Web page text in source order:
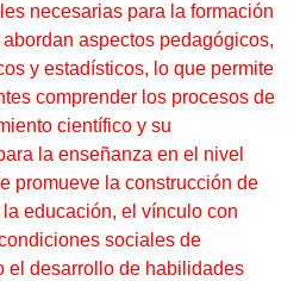
necesarias para la formación
aspectos pedagógicos,
y estadísticos, lo que permite
comprender los procesos de
científico y su
la enseñanza en el nivel
promueve la construcción de
educación, el vínculo con
sociales de
el desarrollo de habilidades